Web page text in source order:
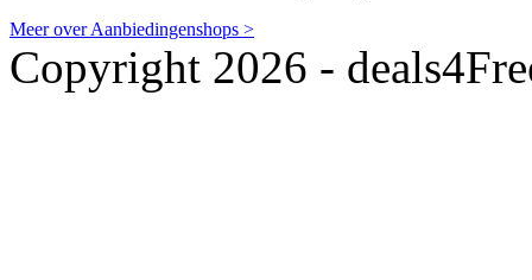
Meer over Aanbiedingenshops >
Copyright 2026 -